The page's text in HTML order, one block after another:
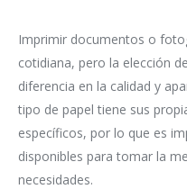
Imprimir documentos o
cotidiana, pero la elección
diferencia en la calidad y
tipo de papel tiene sus
específicos, por lo que es
disponibles para tomar la
necesidades.